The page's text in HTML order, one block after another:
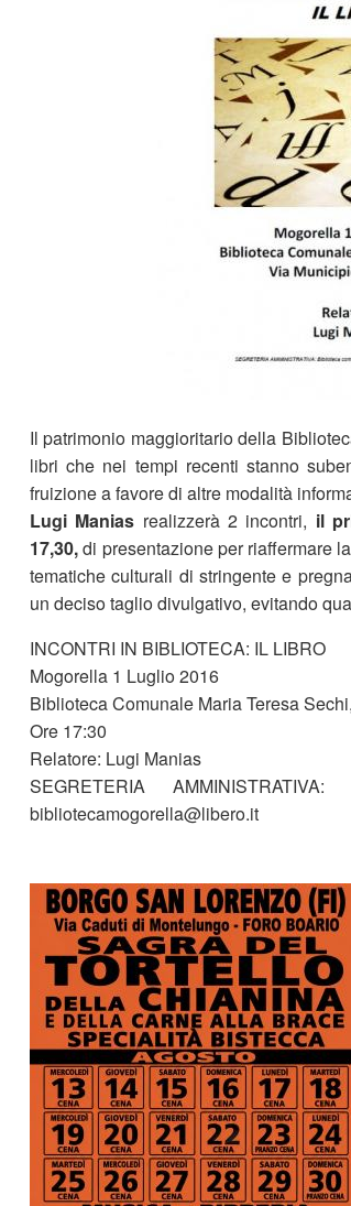
Il patrimonio maggioritario della
libri che nei tempi recenti stanno
fruizione a favore di altre modalità
Lugi Manias realizzerà 2 incontri, il
17,30,di presentazione per riaffermare
tematiche culturali di stringente e
un deciso taglio divulgativo, evitando
INCONTRI IN BIBLIOTECA: IL LIBRO
Mogorella 1 Luglio 2016
Biblioteca Comunale Maria Teresa
Ore 17:30
Relatore: Lugi Manias
SEGRETERIA
bibliotecamogorella@libero.it